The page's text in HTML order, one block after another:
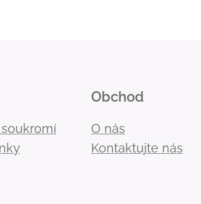
Obchod
O nás
Kontaktujte nás